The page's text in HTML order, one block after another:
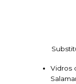
Vidros